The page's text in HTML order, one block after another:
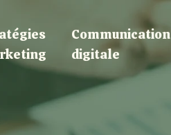
Communication
digitale